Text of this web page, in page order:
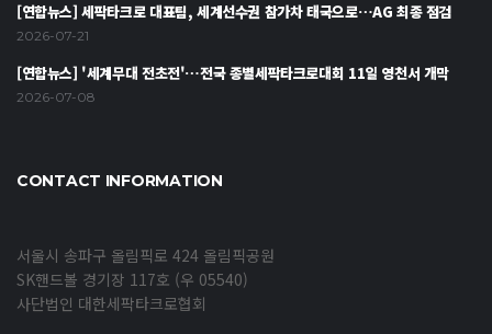
[연합뉴스] 세팍타크로 대표팀, 세계선수권 참가차 태국으로…AG 최종 점검
2026-07-21
[연합뉴스] '세계무대 전초전'…전국 종별세팍타크로대회 11일 영천서 개막
2026-07-08
CONTACT INFORMATION
서울시 송파구 올림픽로 424 올림픽공원
SK핸드볼 경기장 117호 (우 05540)
사단법인 대한세팍타크로협회